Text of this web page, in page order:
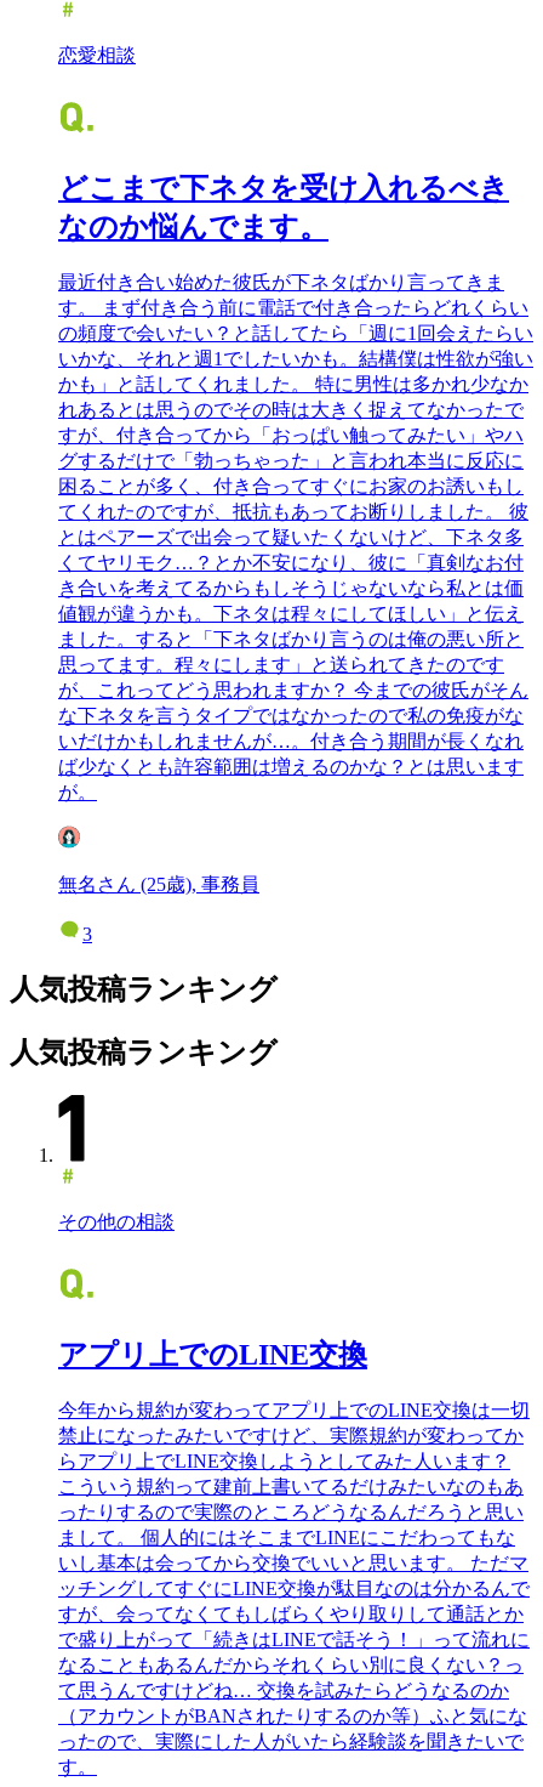
恋愛相談
どこまで下ネタを受け入れるべき
なのか悩んでます。
最近付き合い始めた彼氏が下ネタばかり言ってきま
す。 まず付き合う前に電話で付き合ったらどれくらい
の頻度で会いたい？と話してたら「週に1回会えたらい
いかな、それと週1でしたいかも。結構僕は性欲が強い
かも」と話してくれました。 特に男性は多かれ少なか
れあるとは思うのでその時は大きく捉えてなかったで
すが、付き合ってから「おっぱい触ってみたい」やハ
グするだけで「勃っちゃった」と言われ本当に反応に
困ることが多く、付き合ってすぐにお家のお誘いもし
てくれたのですが、抵抗もあってお断りしました。 彼
とはペアーズで出会って疑いたくないけど、下ネタ多
くてヤリモク…？とか不安になり、彼に「真剣なお付
き合いを考えてるからもしそうじゃないなら私とは価
値観が違うかも。下ネタは程々にしてほしい」と伝え
ました。すると「下ネタばかり言うのは俺の悪い所と
思ってます。程々にします」と送られてきたのです
が、これってどう思われますか？ 今までの彼氏がそん
な下ネタを言うタイプではなかったので私の免疫がな
いだけかもしれませんが…。付き合う期間が長くなれ
ば少なくとも許容範囲は増えるのかな？とは思います
が。
無名さん (25歳), 事務員
3
人気投稿ランキング
人気投稿ランキング
その他の相談
アプリ上でのLINE交換
今年から規約が変わってアプリ上でのLINE交換は一切
禁止になったみたいですけど、実際規約が変わってか
らアプリ上でLINE交換しようとしてみた人います？
こういう規約って建前上書いてるだけみたいなのもあ
ったりするので実際のところどうなるんだろうと思い
まして。 個人的にはそこまでLINEにこだわってもな
いし基本は会ってから交換でいいと思います。 ただマ
ッチングしてすぐにLINE交換が駄目なのは分かるんで
すが、会ってなくてもしばらくやり取りして通話とか
で盛り上がって「続きはLINEで話そう！」って流れに
なることもあるんだからそれくらい別に良くない？っ
て思うんですけどね… 交換を試みたらどうなるのか
（アカウントがBANされたりするのか等）ふと気にな
ったので、実際にした人がいたら経験談を聞きたいで
す。